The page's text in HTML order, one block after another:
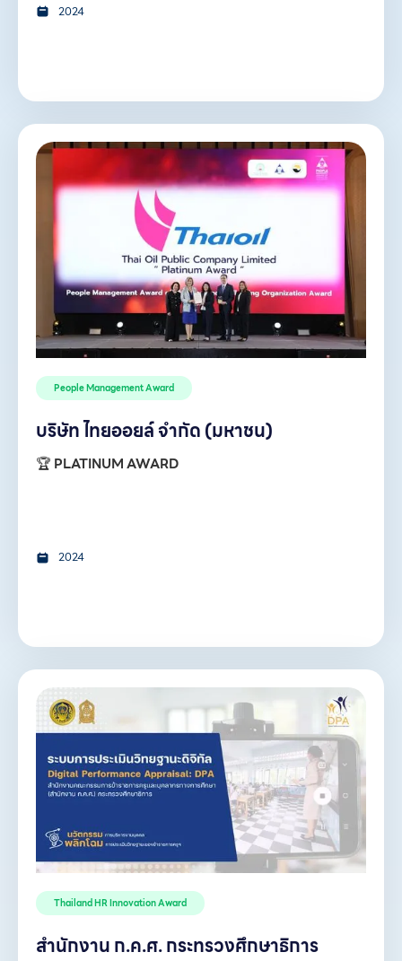
2024
People Management Award
บริษัท ไทยออยล์ จำกัด (มหาชน)
🏆 PLATINUM AWARD
2024
Thailand HR Innovation Award
สำนักงาน ก.ค.ศ. กระทรวงศึกษาธิการ